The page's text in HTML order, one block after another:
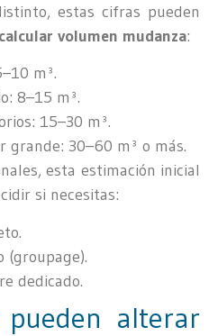
estas cifras pueden
calcular volumen mudanza:
m³.
8–15 m³.
15–30 m³.
grande: 30–60 m³ o más.
esta estimación inicial
si necesitas:
(groupage).
dedicado.
pueden alterar